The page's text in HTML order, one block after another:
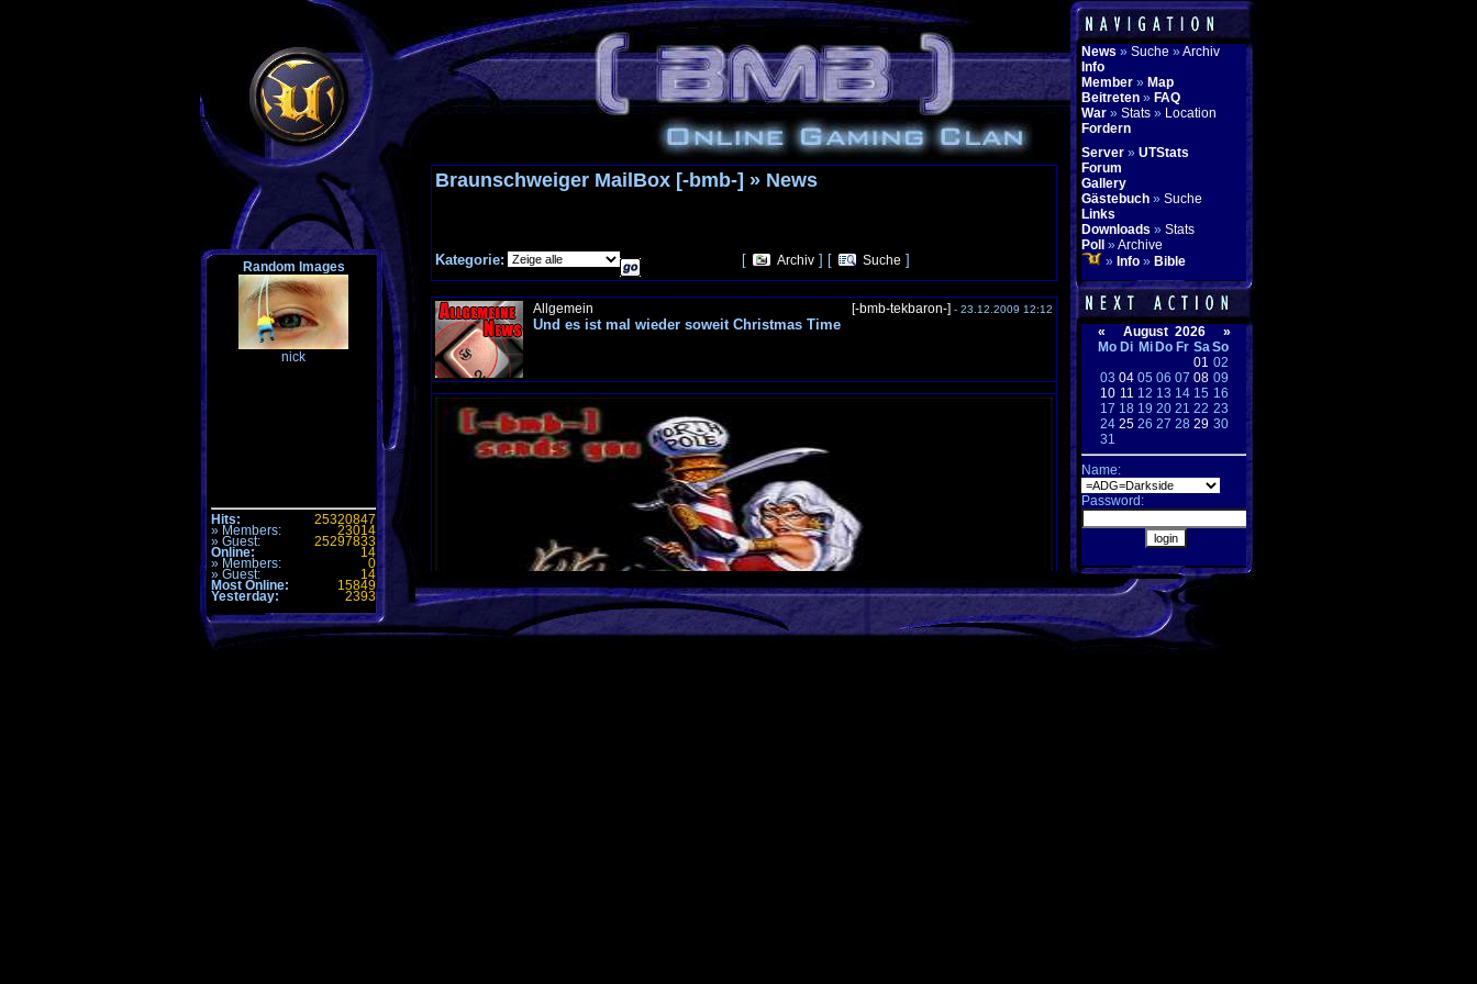
Random Images
nick
Hits: 25320847
» Members: 23014
» Guest: 25297833
Online: 14
» Members: 0
» Guest: 14
Most Online: 15849
Yesterday: 2393
Braunschweiger MailBox [-bmb-] » News
Kategorie: [ Archiv ] [ Suche ]
Allgemein
Und es ist mal wieder soweit Christmas Time
[-bmb-tekbaron-] - 23.12.2009 12:12
News » Suche » Archiv
Info
Member » Map
Beitreten » FAQ
War » Stats » Location
Fordern
Server » UTStats
Forum
Gallery
Gästebuch » Suche
Links
Downloads » Stats
Poll
» Archive
» Info » Bible
« August 2026
»
Mo Di Mi Do Fr SaSo
01 02
03 04 05 06 07 08 09
10 11 12 13 14 15 16
17 18 19 20 21 22 23
24 25 26 27 28 29 30
31
Name:
Password: